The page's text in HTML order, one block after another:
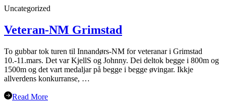
Uncategorized
Veteran-NM Grimstad
To gubbar tok turen til Innandørs-NM for veteranar i Grimstad
10.-11.mars. Det var KjellS og Johnny. Dei deltok begge i 800m og
1500m og det vart medaljar på begge i begge øvingar. Ikkje
allverdens konkurranse, …
Read More